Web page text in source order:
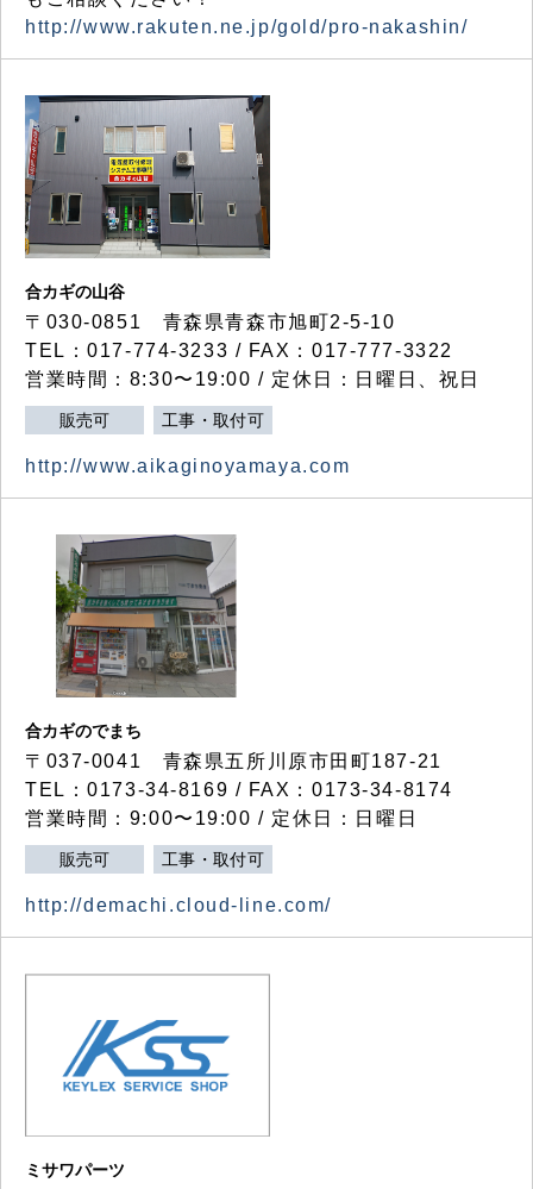
http://www.rakuten.ne.jp/gold/pro-nakashin/
合カギの山谷
〒030-0851 青森県青森市旭町2-5-10
TEL：017-774-3233 / FAX：017-777-3322
営業時間：8:30〜19:00 / 定休日：日曜日、祝日
販売可 工事・取付可
http://www.aikaginoyamaya.com
合カギのでまち
〒037-0041 青森県五所川原市田町187-21
TEL：0173-34-8169 / FAX：0173-34-8174
営業時間：9:00〜19:00 / 定休日：日曜日
販売可 工事・取付可
http://demachi.cloud-line.com/
ミサワパーツ